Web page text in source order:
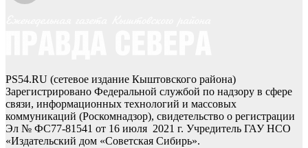
PS54.RU (сетевое издание Кыштовского района)
Зарегистрировано Федеральной службой по надзору в сфере
связи, информационных технологий и массовых
коммуникаций (Роскомнадзор), свидетельство о регистрации
Эл № ФС77-81541 от 16 июля 2021 г. Учредитель ГАУ НСО
«Издательский дом «Советская Сибирь».